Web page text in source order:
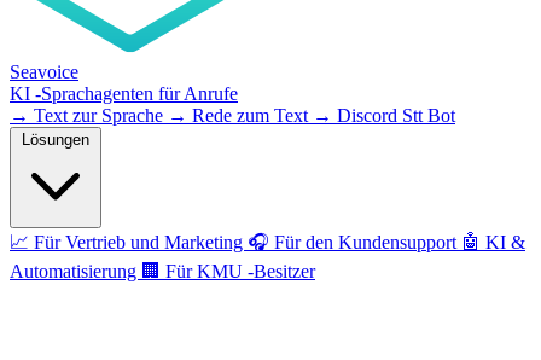
Seavoice
KI -Sprachagenten für Anrufe
→ Text zur Sprache → Rede zum Text → Discord Stt Bot
📈 Für Vertrieb und Marketing 🎧 Für den Kundensupport 🤖 KI &
Automatisierung 🏢 Für KMU -Besitzer